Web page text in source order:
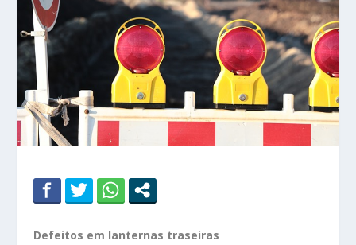
Defeitos em lanternas traseiras